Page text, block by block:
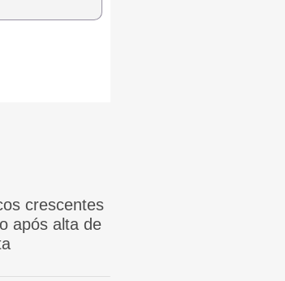
crescentes
após alta de